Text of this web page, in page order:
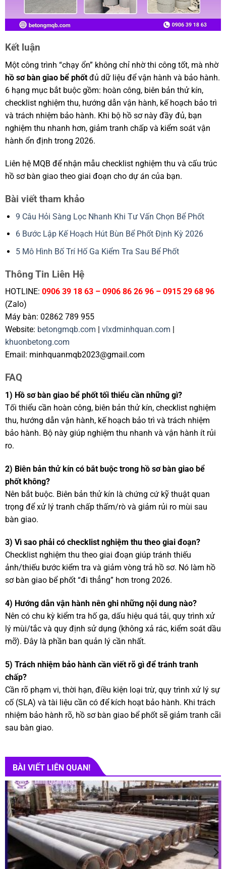
Kết luận
Một công trình “chạy ổn” không chỉ nhờ thi công tốt, mà nhờ
hồ sơ bàn giao bể phốtđủ dữ liệu để vận hành và bảo hành.
6 hạng mục bắt buộc gồm: hoàn công, biên bản thử kín,
checklist nghiệm thu, hướng dẫn vận hành, kế hoạch bảo trì
và trách nhiệm bảo hành. Khi bộ hồ sơ này đầy đủ, bạn
nghiệm thu nhanh hơn, giảm tranh chấp và kiểm soát vận
hành ổn định trong 2026.
Liên hệ MQB để nhận mẫu checklist nghiệm thu và cấu trúc
hồ sơ bàn giao theo giai đoạn cho dự án của bạn.
Bài viết tham khảo
9 Câu Hỏi Sàng Lọc Nhanh Khi Tư Vấn Chọn Bể Phốt
6 Bước Lập Kế Hoạch Hút Bùn Bể Phốt Định Kỳ 2026
5 Mô Hình Bố Trí Hố Ga Kiểm Tra Sau Bể Phốt
Thông Tin Liên Hệ
HOTLINE: 0906 39 18 63 – 0906 86 26 96 – 0915 29 68 96
(Zalo)
Máy bàn: 02862 789 955
Website: betongmqb.com vlxdminhquan.com
khuonbetong.com
Email: minhquanmqb2023@gmail.com
FAQ
1) Hồ sơ bàn giao bể phốt tối thiểu cần những gì?
Tối thiểu cần hoàn công, biên bản thử kín, checklist nghiệm
thu, hướng dẫn vận hành, kế hoạch bảo trì và trách nhiệm
bảo hành. Bộ này giúp nghiệm thu nhanh và vận hành ít rủi
ro.
2) Biên bản thử kín có bắt buộc trong hồ sơ bàn giao bể
phốt không?
Nên bắt buộc. Biên bản thử kín là chứng cứ kỹ thuật quan
trọng để xử lý tranh chấp thấm/rò và giảm rủi ro mùi sau
bàn giao.
3) Vì sao phải có checklist nghiệm thu theo giai đoạn?
Checklist nghiệm thu theo giai đoạn giúp tránh thiếu
ảnh/thiếu bước kiểm tra và giảm vòng trả hồ sơ. Nó làm hồ
sơ bàn giao bể phốt “đi thẳng” hơn trong 2026.
4) Hướng dẫn vận hành nên ghi những nội dung nào?
Nên có chu kỳ kiểm tra hố ga, dấu hiệu quá tải, quy trình xử
lý mùi/tắc và quy định sử dụng (không xả rác, kiểm soát dầu
mỡ). Đây là phần ban quản lý cần nhất.
5) Trách nhiệm bảo hành cần viết rõ gì để tránh tranh
chấp?
Cần rõ phạm vi, thời hạn, điều kiện loại trừ, quy trình xử lý sự
cố (SLA) và tài liệu cần có để kích hoạt bảo hành. Khi trách
nhiệm bảo hành rõ, hồ sơ bàn giao bể phốt sẽ giảm tranh cãi
sau bàn giao.
BÀI VIẾT LIÊN QUAN!